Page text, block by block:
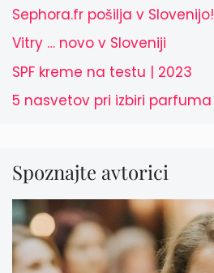
Sephora.fr pošilja v Slovenijo!
Vitry … novo v Sloveniji
SPF kreme na testu | 2023
5 nasvetov pri izbiri parfuma
Spoznajte avtorici